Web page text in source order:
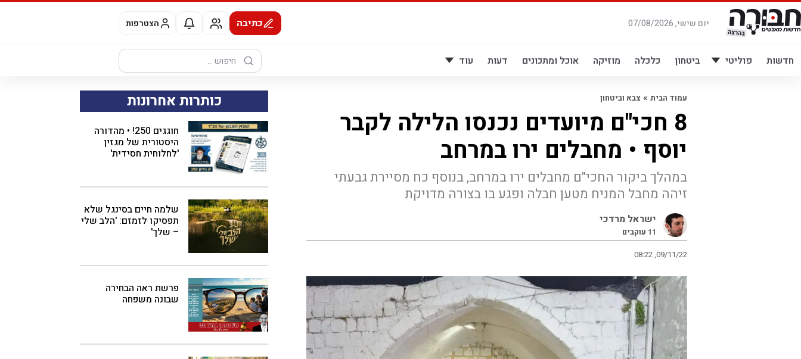
דלג
לתוכן
יום שישי, 07/08/2026 כתיבה הצטרפות
חדשות פוליטי ביטחון כלכלה מוזיקה אוכל ומתכונים דעות עוד
חיפוש:
עמוד הבית » צבא וביטחון
8 חכי"ם מיועדים נכנסו הלילה לקבר
יוסף • מחבלים ירו במרחב
במהלך ביקור החכי"ם מחבלים ירו במרחב, בנוסף כח מסיירת גבעתי
זיהה מחבל המניח מטען חבלה ופגע בו בצורה מדויקת
ישראל מרדכי
11 עוקבים
08:22 ,09/11/22
כותרות אחרונות
חוגגים 250! • מהדורה
היסטורית של מגזין
'לחלוחית חסידית'
שלמה חיים בסינגל שלא
תפסיקו לזמזם: 'הלב שלי
– שלך'
פרשת ראה הבחירה
שבונה משפחה